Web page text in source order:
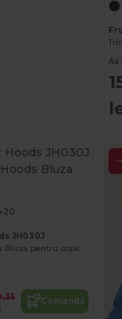
As
+20
JH030J
Bluza pentru copii
Comandă
-